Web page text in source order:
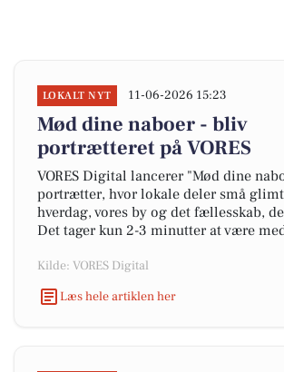
LOKALT NYT 11-06-2026 15:23
Mød dine naboer - bliv
portrætteret på VORES
VORES Digital lancerer "Mød dine
portrætter, hvor lokale deler små
hverdag, vores by og det fællesskab,
Det tager kun 2-3 minutter at være
Kilde: VORES Digital
Læs hele artiklen her